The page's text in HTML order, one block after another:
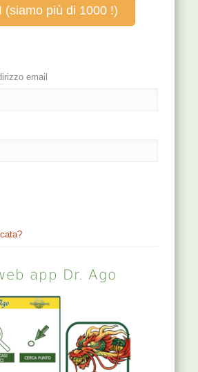
(siamo più di 1000 !)
email
app Dr. Ago